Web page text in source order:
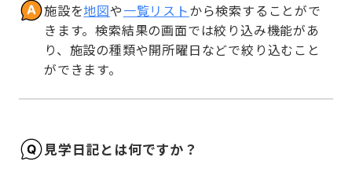
施設を地図や一覧リストから検索することがで
きます。検索結果の画面では絞り込み機能があ
り、施設の種類や開所曜日などで絞り込むこと
ができます。
見学日記とは何ですか？